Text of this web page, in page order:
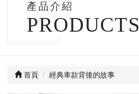
產品介紹
PRODUCTS
首頁 經典車款背後的故事